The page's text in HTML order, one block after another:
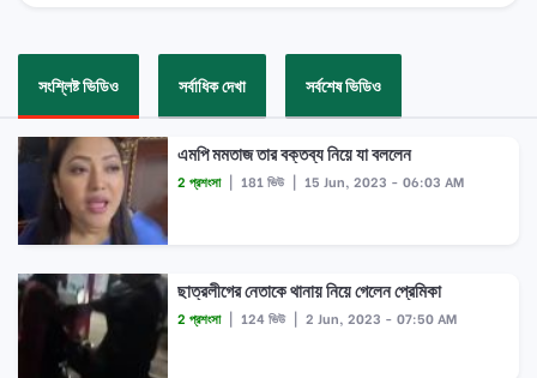
সংশ্লিষ্ট ভিডিও সর্বাধিক দেখা সর্বশেষ ভিডিও
এমপি মমতাজ তার বক্তব্য নিয়ে যা বললেন
2 প্রশংসা | 181 ভিউ | 15 Jun, 2023 - 06:03 AM
ছাত্রলীগের নেতাকে থানায় নিয়ে গেলেন প্রেমিকা
2 প্রশংসা | 124 ভিউ | 2 Jun, 2023 - 07:50 AM